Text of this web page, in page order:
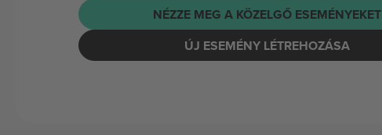
NÉZZE MEG A KÖZELGŐ ESEMÉNYEKET
ÚJ ESEMÉNY LÉTREHOZÁSA